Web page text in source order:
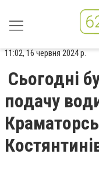
11:02, 16 червня 2024 р.
Сьогодні
подачу